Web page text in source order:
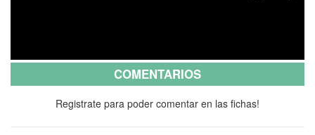
COMENTARIOS
Registrate para poder comentar en las fichas!